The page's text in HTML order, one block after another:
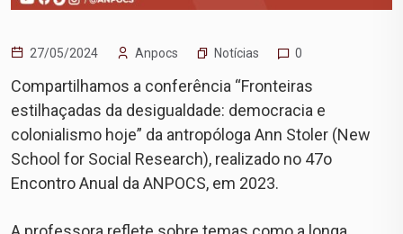
27/05/2024 Anpocs Notícias 0
Compartilhamos a conferência “Fronteiras
estilhaçadas da desigualdade: democracia e
colonialismo hoje” da antropóloga Ann Stoler (New
School for Social Research), realizado no 47o
Encontro Anual da ANPOCS, em 2023.